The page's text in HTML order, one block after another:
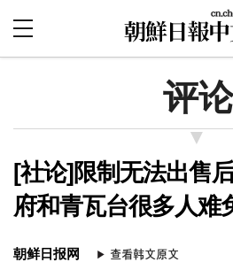
评论
[社论]限制无法出售
府和青瓦台很多人难
朝鲜日报网